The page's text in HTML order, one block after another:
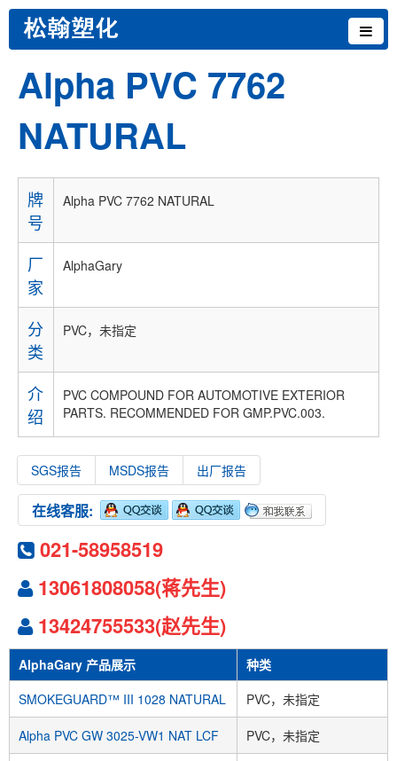
Alpha PVC 7762
NATURAL
牌
号
Alpha PVC 7762 NATURAL
厂
家
AlphaGary
分
类
PVC，未指定
介
绍
PVC COMPOUND FOR AUTOMOTIVE EXTERIOR
PARTS. RECOMMENDED FOR GMP.PVC.003.
SGS报告 MSDS报告 出厂报告
在线客服:
021-58958519
13061808058(蒋先生)
13424755533(赵先生)
AlphaGary 产品展示
种类
SMOKEGUARD™ III 1028 NATURAL
PVC，未指定
Alpha PVC GW 3025-VW1 NAT LCF PVC，未指定